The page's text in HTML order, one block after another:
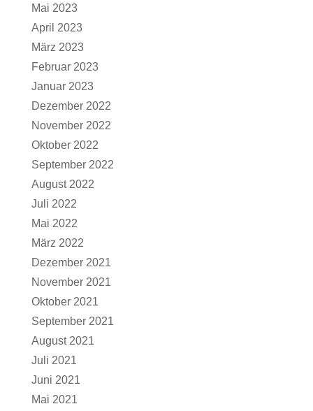
Mai 2023
April 2023
März 2023
Februar 2023
Januar 2023
Dezember 2022
November 2022
Oktober 2022
September 2022
August 2022
Juli 2022
Mai 2022
März 2022
Dezember 2021
November 2021
Oktober 2021
September 2021
August 2021
Juli 2021
Juni 2021
Mai 2021